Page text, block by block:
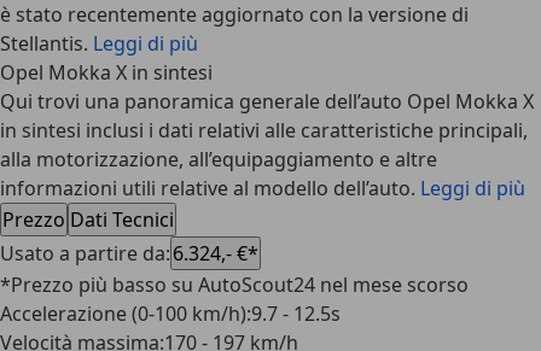
è stato recentemente aggiornato con la versione di
Stellantis. Leggi di più
Opel Mokka X in sintesi
Qui trovi una panoramica generale dell’auto Opel Mokka X
in sintesi inclusi i dati relativi alle caratteristiche principali,
alla motorizzazione, all’equipaggiamento e altre
informazioni utili relative al modello dell’auto. Leggi di più
Prezzo Dati Tecnici
Usato a partire da:6.324,- €*
*Prezzo più basso su AutoScout24 nel mese scorso
Accelerazione (0-100 km/h):9.7 - 12.5s
Velocità massima:170 - 197 km/h